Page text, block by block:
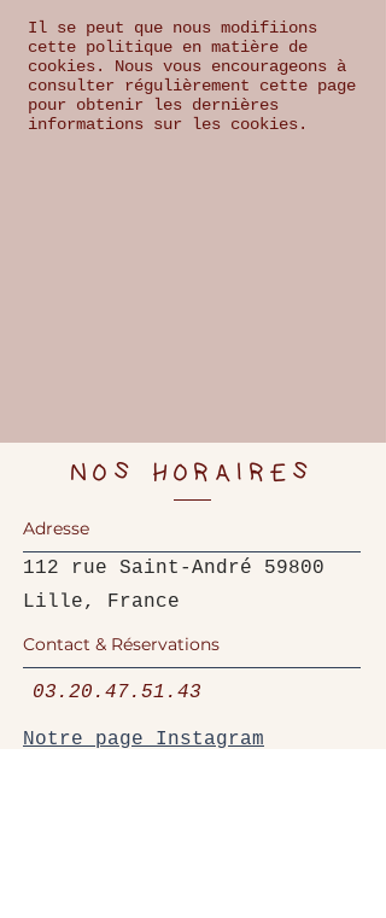
Il se peut que nous modifiions
cette politique en matière de
cookies. Nous vous encourageons à
consulter régulièrement cette page
pour obtenir les dernières
informations sur les cookies.
NOS HORAIRES
Adresse
112 rue Saint-André 59800
Lille, France
Contact & Réservations
03.20.47.51.43
Notre page Instagram